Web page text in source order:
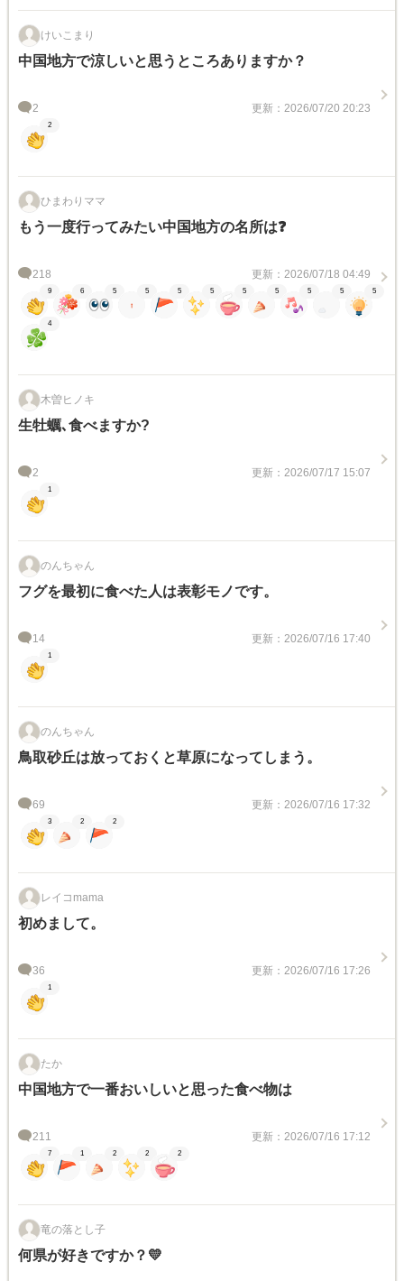
けいこまり
中国地方で涼しいと思うところありますか？
2 更新：2026/07/20 20:23
2
ひまわりママ
もう一度行ってみたい中国地方の名所は❓
218 更新：2026/07/18 04:49
9 6 5 5 5 5 5 5 5 5 5
4
木曽ヒノキ
生牡蠣､食べますか?
2 更新：2026/07/17 15:07
1
のんちゃん
フグを最初に食べた人は表彰モノです。
14 更新：2026/07/16 17:40
1
のんちゃん
鳥取砂丘は放っておくと草原になってしまう。
69 更新：2026/07/16 17:32
3 2 2
レイコmama
初めまして。
36 更新：2026/07/16 17:26
1
たか
中国地方で一番おいしいと思った食べ物は
211 更新：2026/07/16 17:12
7 1 2 2 2
竜の落とし子
何県が好きですか？💛